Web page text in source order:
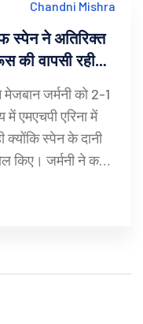
Chandni Mishra
ने अतिरिक्त
की वापसी रही
जर्मनी को 2-1
एमएचपी एरिना में
स्पेन के दानी
किए। जर्मनी ने कई